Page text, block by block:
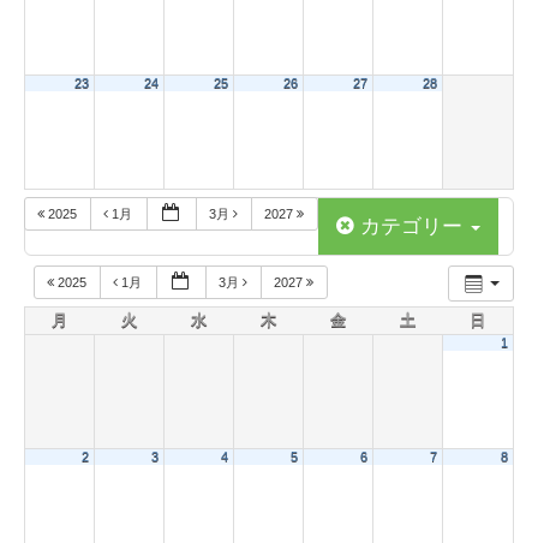
23 24 25 26 27 28
2025 1月 3月 2027
カテゴリー
2025 1月 3月 2027
月 火 水 木 金 土 日
1
2 3 4 5 6 7 8